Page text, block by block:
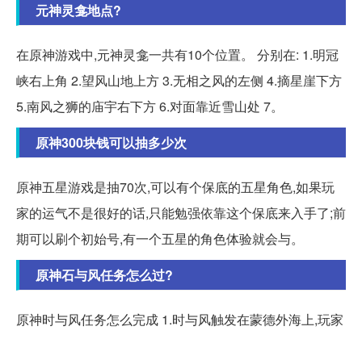
元神灵龛地点?
在原神游戏中,元神灵龛一共有10个位置。 分别在: 1.明冠
峡右上角 2.望风山地上方 3.无相之风的左侧 4.摘星崖下方
5.南风之狮的庙宇右下方 6.对面靠近雪山处 7。
原神300块钱可以抽多少次
原神五星游戏是抽70次,可以有个保底的五星角色,如果玩
家的运气不是很好的话,只能勉强依靠这个保底来入手了;前
期可以刷个初始号,有一个五星的角色体验就会与。
原神石与风任务怎么过?
原神时与风任务怎么完成 1.时与风触发在蒙德外海上,玩家